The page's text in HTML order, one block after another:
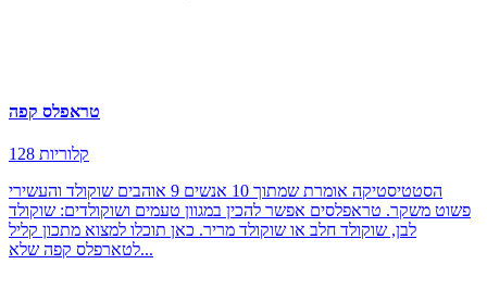
טראפלס קפה
128 קלוריות
הסטטיסטיקה אומרת שמתוך 10 אנשים 9 אוהבים שוקולד והעשירי
פשוט משקר. טראפלסים אפשר להכין במגוון טעמים ושוקולדים: שוקולד
לבן, שוקולד חלב או שוקולד מריר. כאן תוכלו למצוא מתכון קליל
לטארפלס קפה שלא...